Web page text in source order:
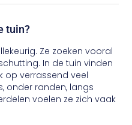
tuin?
Ze zoeken vooral
In de tuin vinden
op verrassend veel
onder randen, langs
voelen ze zich vaak